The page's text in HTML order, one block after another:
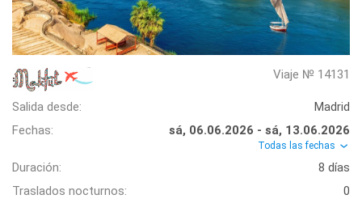
Viaje № 14131
Salida desde:
Madrid
Fechas:
sá, 06.06.2026 - sá, 13.06.2026
Todas las fechas
Duración:
8 días
Traslados nocturnos:
0